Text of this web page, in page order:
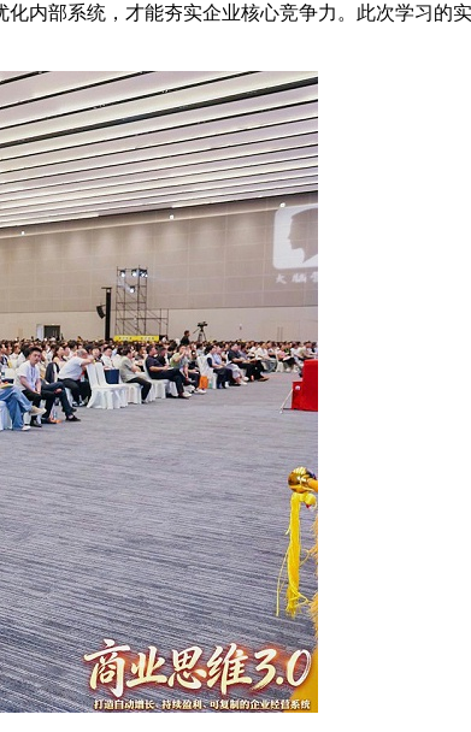
内部系统，才能夯实企业核心竞争力。此次学习的